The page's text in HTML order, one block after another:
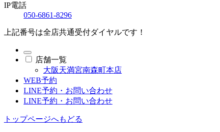
IP電話
050-6861-8296
上記番号は全店共通受付ダイヤルです！
店舗一覧
大阪天満宮南森町本店
WEB予約
LINE予約・お問い合わせ
LINE予約・お問い合わせ
トップページへもどる